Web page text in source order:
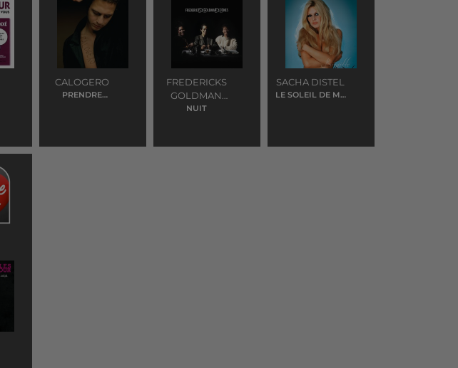
CALOGERO
PRENDRE
FREDERICKS
GOLDMAN
JONES
NUIT
SACHA DISTEL
LE SOLEIL DE MA